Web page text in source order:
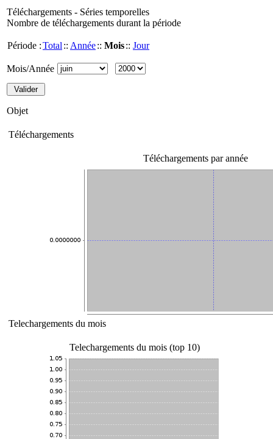
Téléchargements - Séries temporelles
Nombre de téléchargements durant la période
Période :Total :: Année:: Mois:: Jour
Mois/Année
Objet
Téléchargements
Téléchargements par année
Telechargements du mois
Telechargements du mois (top 10)